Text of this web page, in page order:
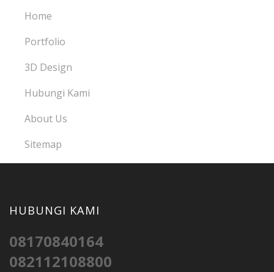
Home
Portfolio
3D Design
Hubungi Kami
About Us
Sitemap
HUBUNGI KAMI
08170840164
082112108800